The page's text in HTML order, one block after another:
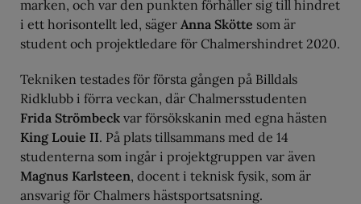
marken, och var den punkten förhåller sig till hindret
i ett horisontellt led, säger Anna Skötte som är
student och projektledare för Chalmershindret 2020.
Tekniken testades för första gången på Billdals
Ridklubb i förra veckan, där Chalmersstudenten
Frida Strömbeck var försökskanin med egna hästen
King Louie II. På plats tillsammans med de 14
studenterna som ingår i projektgruppen var även
Magnus Karlsteen, docent i teknisk fysik, som är
ansvarig för Chalmers hästsportsatsning.